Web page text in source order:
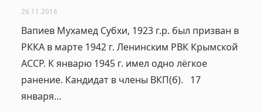
26.11.2016
Вапиев Мухамед Субхи, 1923 г.р. был призван в
РККА в марте 1942 г. Ленинским РВК Крымской
АССР. К январю 1945 г. имел одно лёгкое
ранение. Кандидат в члены ВКП(б). 17
января…